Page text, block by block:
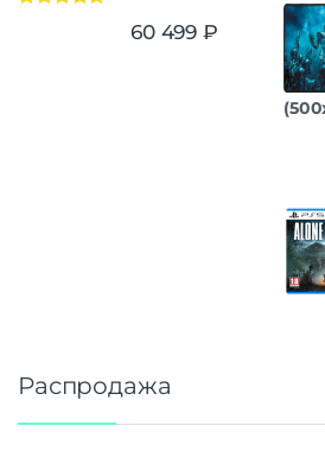
60 499 ₽
Распродажа